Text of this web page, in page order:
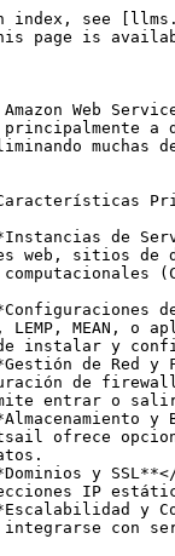
index, see
page is
Web
a
muchas
de
web, sitios
LEMP, MEAN,
instalar y
de Red
de
entrar o
y
ofrece
y
IP
y
con